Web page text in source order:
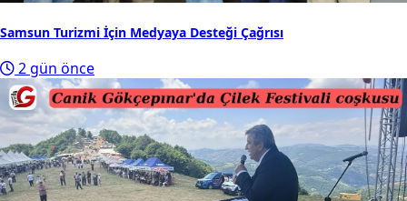
Samsun Turizmi İçin Medyaya Desteği Çağrısı
2 gün önce